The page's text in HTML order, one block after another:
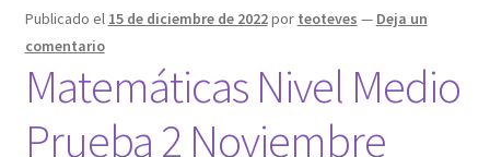
Publicado el 15 de diciembre de 2022por teoteves — Deja un
comentario
Matemáticas Nivel Medio
Prueba 2 Noviembre